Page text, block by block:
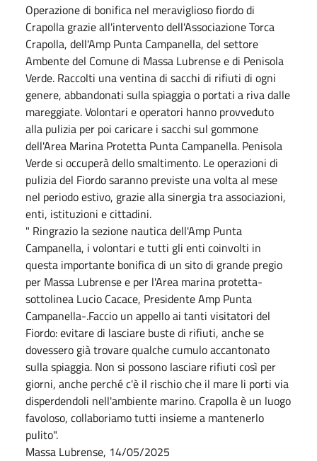
Operazione di bonifica nel meraviglioso fiordo di
Crapolla grazie all'intervento dell'Associazione Torca
Crapolla, dell'Amp Punta Campanella, del settore
Ambente del Comune di Massa Lubrense e di Penisola
Verde. Raccolti una ventina di sacchi di rifiuti di ogni
genere, abbandonati sulla spiaggia o portati a riva dalle
mareggiate. Volontari e operatori hanno provveduto
alla pulizia per poi caricare i sacchi sul gommone
dell'Area Marina Protetta Punta Campanella. Penisola
Verde si occuperà dello smaltimento. Le operazioni di
pulizia del Fiordo saranno previste una volta al mese
nel periodo estivo, grazie alla sinergia tra associazioni,
enti, istituzioni e cittadini.
" Ringrazio la sezione nautica dell'Amp Punta
Campanella, i volontari e tutti gli enti coinvolti in
questa importante bonifica di un sito di grande pregio
per Massa Lubrense e per l'Area marina protetta-
sottolinea Lucio Cacace, Presidente Amp Punta
Campanella-.Faccio un appello ai tanti visitatori del
Fiordo: evitare di lasciare buste di rifiuti, anche se
dovessero già trovare qualche cumulo accantonato
sulla spiaggia. Non si possono lasciare rifiuti così per
giorni, anche perché c'è il rischio che il mare li porti via
disperdendoli nell'ambiente marino. Crapolla è un luogo
favoloso, collaboriamo tutti insieme a mantenerlo
pulito".
Massa Lubrense, 14/05/2025